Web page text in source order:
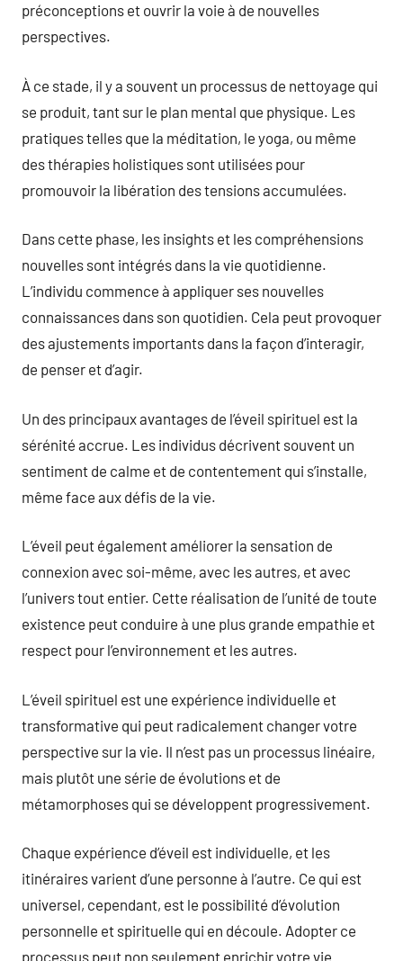
préconceptions et ouvrir la voie à de nouvelles
perspectives.
À ce stade, il y a souvent un processus de nettoyage qui
se produit, tant sur le plan mental que physique. Les
pratiques telles que la méditation, le yoga, ou même
des thérapies holistiques sont utilisées pour
promouvoir la libération des tensions accumulées.
Dans cette phase, les insights et les compréhensions
nouvelles sont intégrés dans la vie quotidienne.
L’individu commence à appliquer ses nouvelles
connaissances dans son quotidien. Cela peut provoquer
des ajustements importants dans la façon d’interagir,
de penser et d’agir.
Un des principaux avantages de l’éveil spirituel est la
sérénité accrue. Les individus décrivent souvent un
sentiment de calme et de contentement qui s’installe,
même face aux défis de la vie.
L’éveil peut également améliorer la sensation de
connexion avec soi-même, avec les autres, et avec
l’univers tout entier. Cette réalisation de l’unité de toute
existence peut conduire à une plus grande empathie et
respect pour l’environnement et les autres.
L’éveil spirituel est une expérience individuelle et
transformative qui peut radicalement changer votre
perspective sur la vie. Il n’est pas un processus linéaire,
mais plutôt une série de évolutions et de
métamorphoses qui se développent progressivement.
Chaque expérience d’éveil est individuelle, et les
itinéraires varient d’une personne à l’autre. Ce qui est
universel, cependant, est le possibilité d’évolution
personnelle et spirituelle qui en découle. Adopter ce
processus peut non seulement enrichir votre vie